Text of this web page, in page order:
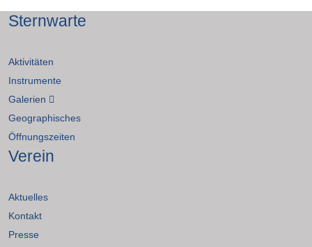
Sternwarte
Aktivitäten
Instrumente
Galerien
Geographisches
Öffnungszeiten
Verein
Aktuelles
Kontakt
Presse